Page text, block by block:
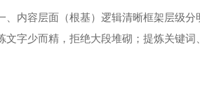
内容层面（根基）逻辑清晰框架层级
文字少而精，拒绝大段堆砌；提炼关键